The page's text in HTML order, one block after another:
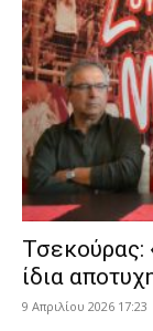
Τσεκούρας:
ίδια
9 Απριλίου 2026 17:23